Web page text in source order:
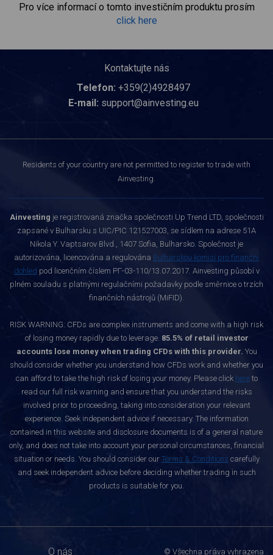
Pro více informací o tomto investičním produktu prosím
click here
Kontaktujte nás
Telefon: +359(2)4928497
E-mail: support@ainvesting.eu
Residents of your country are not permitted to register to trade with
Ainvesting.
Ainvesting je registrovaná značka společnosti Up Trend LTD, společnosti
zapsané v Bulharsku s UIC/PIC 121527003, se sídlem na adrese 51A
Nikola Y. Vaptsarov Blvd., 1407 Sofia, Bulharsko. Společnost je
autorizována, licencována a regulována Bulharskou komisí pro finanční
dohled pod licenčním číslem РГ-03-110/13.07.2017. Ainvesting působí v
plném souladu s platnými regulačními požadavky podle směrnice o trzích
finančních nástrojů (MiFID).
RISK WARNING: CFDs are complex instruments and come with a high risk
of losing money rapidly due to leverage. 85.5% of retail investor
accounts lose money when trading CFDs with this provider. You
should consider whether you understand how CFDs work and whether you
can afford to take the high risk of losing your money. Please click hereto
read our full risk warning and ensure that you understand the risks
involved prior to proceeding, taking into consideration your relevant
experience. Seek independent advice if necessary. The information
contained in this website and disclosure documents is of a general nature
only, and does not take into account your personal circumstances, financial
situation or needs. You should consider our Terms & Conditions carefully
and seek independent advice before deciding whether trading in such
products is suitable for you.
O nás © Všechna práva vyhrazena